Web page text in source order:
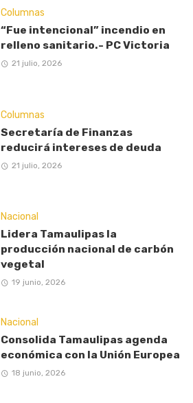
Columnas
“Fue intencional” incendio en
relleno sanitario.- PC Victoria
21 julio, 2026
Columnas
Secretaría de Finanzas
reducirá intereses de deuda
21 julio, 2026
Nacional
Lidera Tamaulipas la
producción nacional de carbón
vegetal
19 junio, 2026
Nacional
Consolida Tamaulipas agenda
económica con la Unión Europea
18 junio, 2026